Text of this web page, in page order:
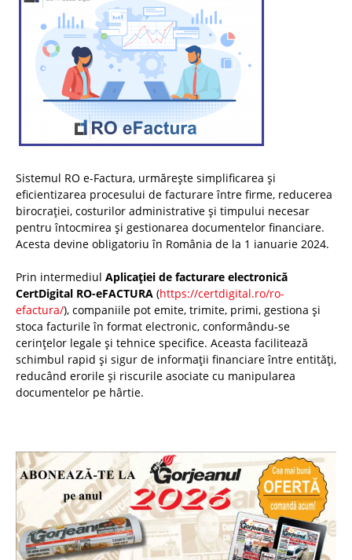
Sistemul RO e-Factura, urmărește simplificarea și
eficientizarea procesului de facturare între firme, reducerea
birocrației, costurilor administrative și timpului necesar
pentru întocmirea și gestionarea documentelor financiare.
Acesta devine obligatoriu în România de la 1 ianuarie 2024.
Prin intermediul Aplicației de facturare electronică
CertDigital RO-eFACTURA (https://certdigital.ro/ro-
efactura/), companiile pot emite, trimite, primi, gestiona și
stoca facturile în format electronic, conformându-se
cerințelor legale și tehnice specifice. Aceasta facilitează
schimbul rapid și sigur de informații financiare între entități,
reducând erorile și riscurile asociate cu manipularea
documentelor pe hârtie.